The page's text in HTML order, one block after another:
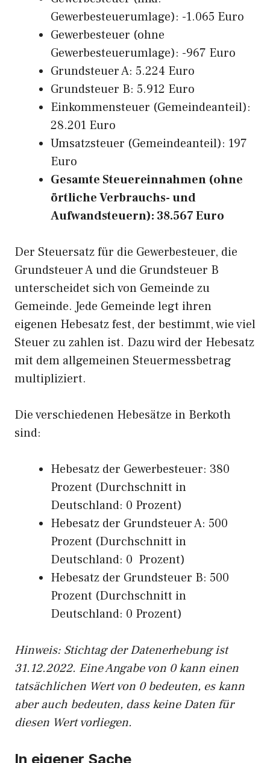
Gewerbesteuerumlage): -1.065 Euro
Gewerbesteuer (ohne
Gewerbesteuerumlage): -967 Euro
Grundsteuer A: 5.224 Euro
Grundsteuer B: 5.912 Euro
Einkommensteuer (Gemeindeanteil):
28.201 Euro
Umsatzsteuer (Gemeindeanteil): 197
Euro
Gesamte Steuereinnahmen (ohne
örtliche Verbrauchs- und
Aufwandsteuern): 38.567 Euro
Der Steuersatz für die Gewerbesteuer, die
Grundsteuer A und die Grundsteuer B
unterscheidet sich von Gemeinde zu
Gemeinde. Jede Gemeinde legt ihren
eigenen Hebesatz fest, der bestimmt, wie viel
Steuer zu zahlen ist. Dazu wird der Hebesatz
mit dem allgemeinen Steuermessbetrag
multipliziert.
Die verschiedenen Hebesätze in Berkoth
sind:
Hebesatz der Gewerbesteuer: 380
Prozent (Durchschnitt in
Deutschland: 0 Prozent)
Hebesatz der Grundsteuer A: 500
Prozent (Durchschnitt in
Deutschland: 0 Prozent)
Hebesatz der Grundsteuer B: 500
Prozent (Durchschnitt in
Deutschland: 0 Prozent)
Hinweis: Stichtag der Datenerhebung ist
31.12.2022. Eine Angabe von 0 kann einen
tatsächlichen Wert von 0 bedeuten, es kann
aber auch bedeuten, dass keine Daten für
diesen Wert vorliegen.
In eigener Sache